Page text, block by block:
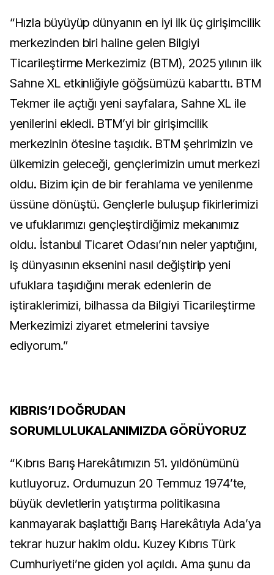
“Hızla büyüyüp dünyanın en iyi ilk üç girişimcilik
merkezinden biri haline gelen Bilgiyi
Ticarileştirme Merkezimiz (BTM), 2025 yılının ilk
Sahne XL etkinliğiyle göğsümüzü kabarttı. BTM
Tekmer ile açtığı yeni sayfalara, Sahne XL ile
yenilerini ekledi. BTM’yi bir girişimcilik
merkezinin ötesine taşıdık. BTM şehrimizin ve
ülkemizin geleceği, gençlerimizin umut merkezi
oldu. Bizim için de bir ferahlama ve yenilenme
üssüne dönüştü. Gençlerle buluşup fikirlerimizi
ve ufuklarımızı gençleştirdiğimiz mekanımız
oldu. İstanbul Ticaret Odası’nın neler yaptığını,
iş dünyasının eksenini nasıl değiştirip yeni
ufuklara taşıdığını merak edenlerin de
iştiraklerimizi, bilhassa da Bilgiyi Ticarileştirme
Merkezimizi ziyaret etmelerini tavsiye
ediyorum.”
KIBRIS’I DOĞRUDAN
SORUMLULUKALANIMIZDA GÖRÜYORUZ
“Kıbrıs Barış Harekâtımızın 51. yıldönümünü
kutluyoruz. Ordumuzun 20 Temmuz 1974’te,
büyük devletlerin yatıştırma politikasına
kanmayarak başlattığı Barış Harekâtıyla Ada’ya
tekrar huzur hakim oldu. Kuzey Kıbrıs Türk
Cumhuriyeti’ne giden yol açıldı. Ama şunu da